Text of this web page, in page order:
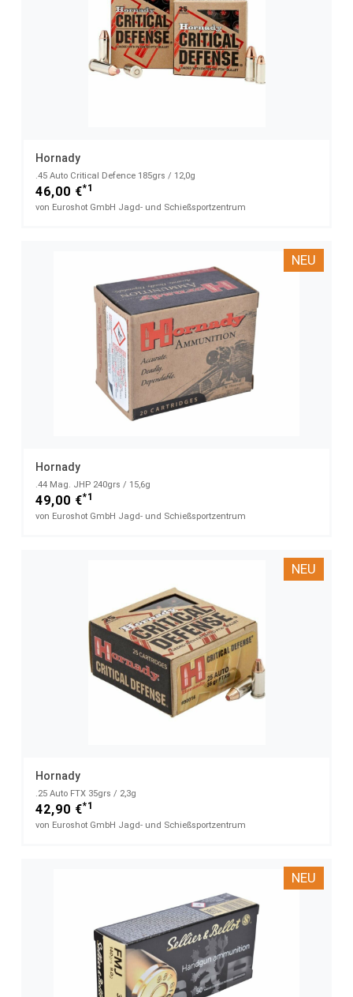
Hornady
.45 Auto Critical Defence 185grs / 12,0g
46,00 €*1
von Euroshot GmbH Jagd- und Schießsportzentrum
NEU
Hornady
.44 Mag. JHP 240grs / 15,6g
49,00 €*1
von Euroshot GmbH Jagd- und Schießsportzentrum
NEU
Hornady
.25 Auto FTX 35grs / 2,3g
42,90 €*1
von Euroshot GmbH Jagd- und Schießsportzentrum
NEU